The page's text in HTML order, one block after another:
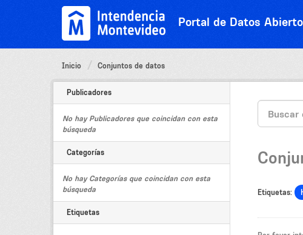
Portal de Datos
Inicio Conjuntos de datos
Publicadores
No hay Publicadores que coincidan con esta
búsqueda
Categorías
No hay Categorías que coincidan con esta
búsqueda
Etiquetas
Etiquetas: